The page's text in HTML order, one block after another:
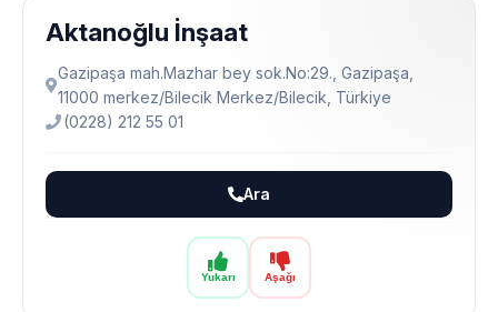
Yukarı Aşağı
Aktanoğlu İnşaat
Gazipaşa mah.Mazhar bey sok.No:29., Gazipaşa,
11000 merkez/Bilecik Merkez/Bilecik, Türkiye
(0228) 212 55 01
Ara